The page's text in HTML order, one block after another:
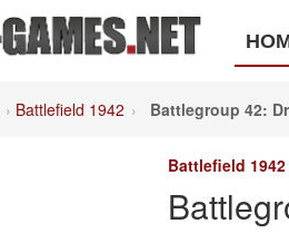
Battlefield 1942 Battlegroup 42:
Battlefield 1942